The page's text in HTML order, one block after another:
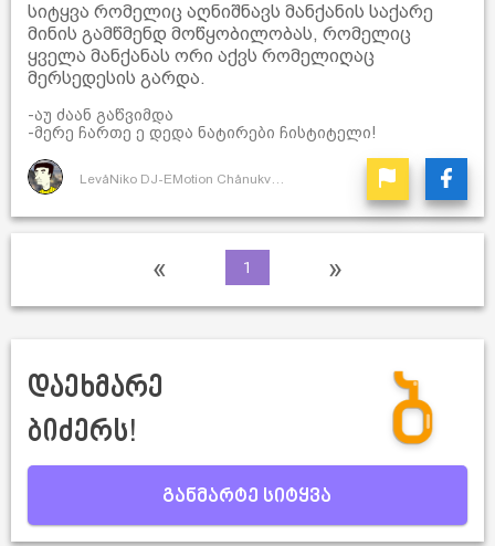
სიტყვა რომელიც აღნიშნავს მანქანის საქარე
მინის გამწმენდ მოწყობილობას, რომელიც
ყველა მანქანას ორი აქვს რომელიღაც
მერსედესის გარდა.
-აუ ძაან გაწვიმდა
-მერე ჩართე ე დედა ნატირები ჩისტიტელი!
LevåNiko DJ-EMotion ChånukvåDze
« 1 »
დაეხმარე
ბიძერს!
განმარტე სიტყვა